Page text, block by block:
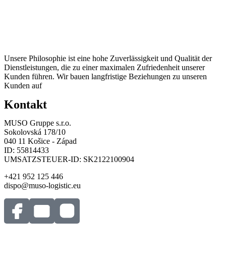
Unsere Philosophie ist eine hohe Zuverlässigkeit und Qualität der
Dienstleistungen, die zu einer maximalen Zufriedenheit unserer
Kunden führen. Wir bauen langfristige Beziehungen zu unseren
Kunden auf
Kontakt
MUSO Gruppe s.r.o.
Sokolovská 178/10
040 11 Košice - Západ
ID: 55814433
UMSATZSTEUER-ID: SK2122100904
+421 952 125 446
dispo@muso-logistic.eu